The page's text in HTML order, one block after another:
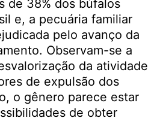
de 38% dos búfalos
e, a pecuária familiar
pelo avanço da
Observam-se a
da atividade
de expulsão dos
o gênero parece estar
de obter